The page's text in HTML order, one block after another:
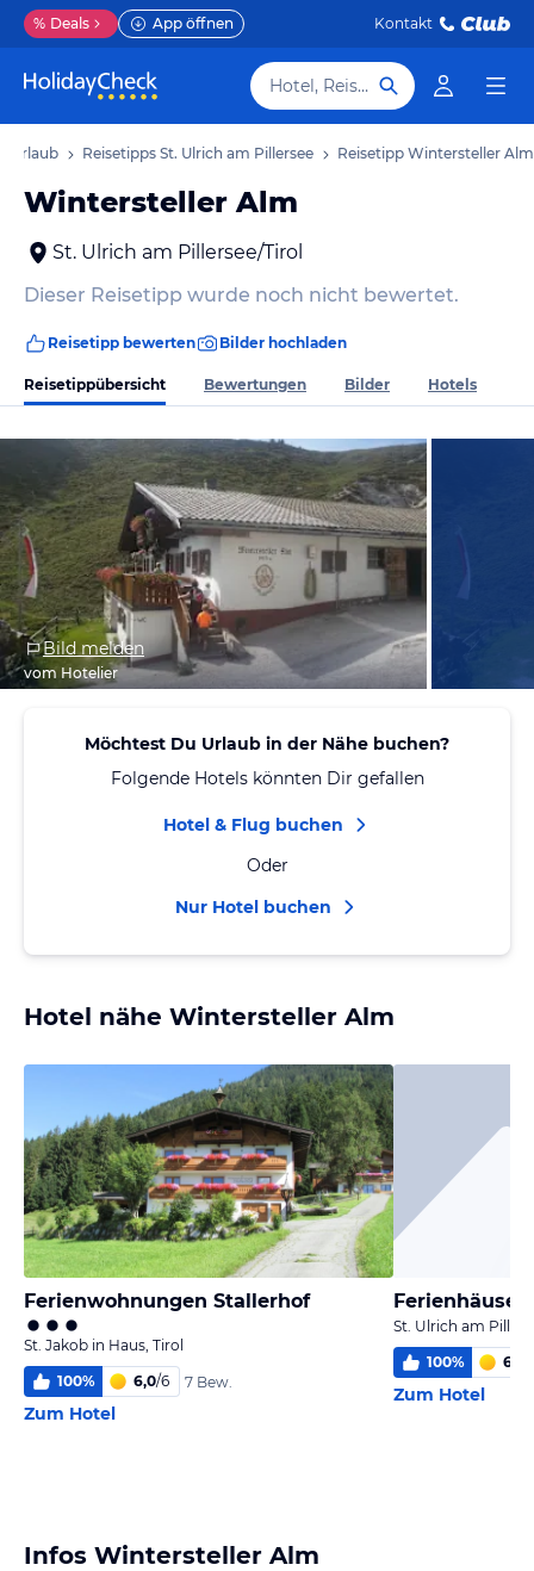
% Deals App öffnen Kontakt
Hotel, Reiseziel
Urlaub Reisetipps St. Ulrich am Pillersee Reisetipp Wintersteller Alm
Wintersteller Alm
St. Ulrich am Pillersee/Tirol
Dieser Reisetipp wurde noch nicht bewertet.
Reisetipp bewerten Bilder hochladen
Reisetippübersicht Bewertungen Bilder Hotels
Bild melden
vom Hotelier
Möchtest Du Urlaub in der Nähe buchen?
Folgende Hotels könnten Dir gefallen
Hotel & Flug buchen
Oder
Nur Hotel buchen
Hotel nähe Wintersteller Alm
Ferienwohnungen Stallerhof
St. Jakob in Haus, Tirol
100% 6,0/6 7 Bew.
Zum Hotel
Ferienhäuser
St. Ulrich am
100% 6,0
Zum Hotel
Infos Wintersteller Alm